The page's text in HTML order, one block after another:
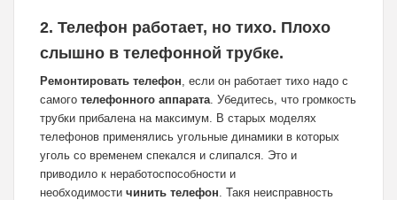
2. Телефон работает, но тихо. Плохо
слышно в телефонной трубке.
Ремонтировать телефон, если он работает тихо надо с
самого телефонного аппарата. Убедитесь, что громкость
трубки прибалена на максимум. В старых моделях
телефонов применялись угольные динамики в которых
уголь со временем спекался и слипался. Это и
приводило к неработоспособности и
необходимости чинить телефон. Такя неисправность